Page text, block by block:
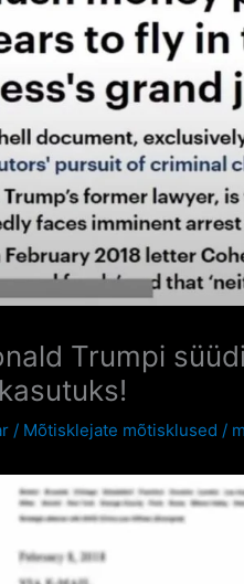
Trumpi
/ Mõtisklejate mõtisklused /